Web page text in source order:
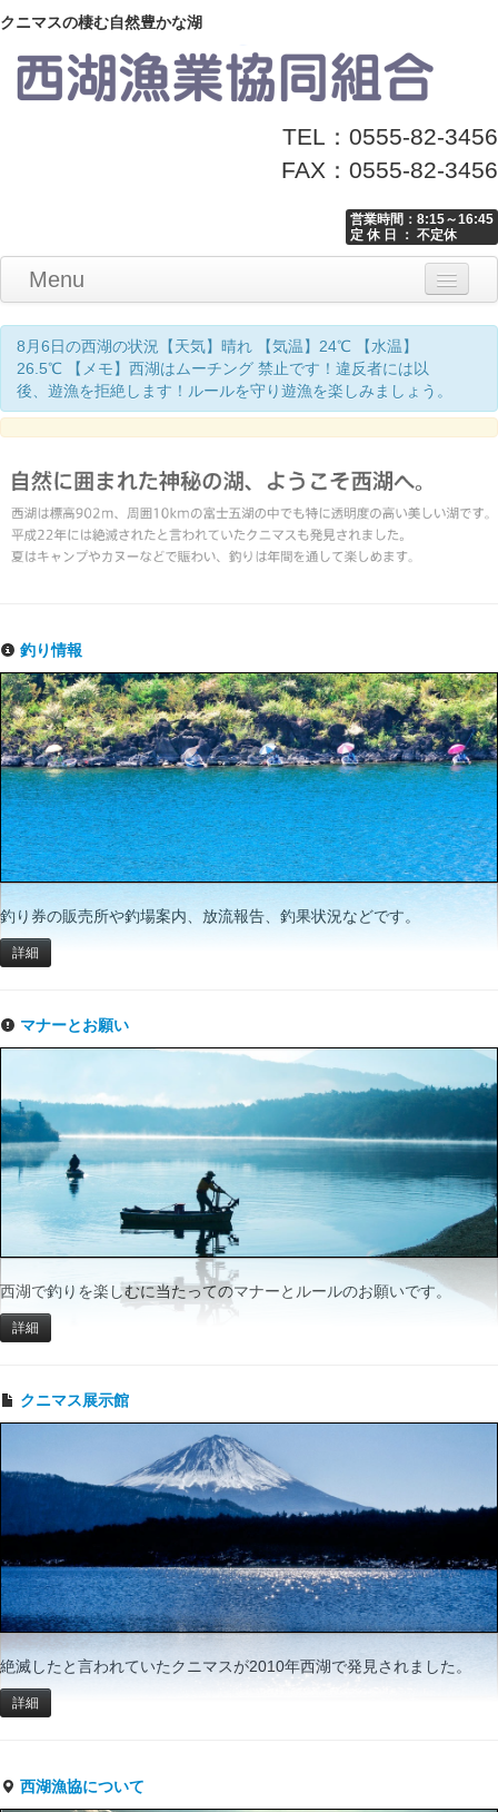
クニマスの棲む自然豊かな湖
TEL：0555-82-3456
FAX：0555-82-3456
営業時間：8:15～16:45
定 休 日 ： 不定休
Menu
Home
釣り情報
マナーとお願い
クニマス展示館
漁協からのお知らせ
お問い合わせ
8月6日の西湖の状況【天気】晴れ 【気温】24℃ 【水温】
26.5℃ 【メモ】西湖はムーチング 禁止です！違反者には以
後、遊漁を拒絶します！ルールを守り遊漁を楽しみましょう。
釣り情報
釣り券の販売所や釣場案内、放流報告、釣果状況などです。
詳細
マナーとお願い
西湖で釣りを楽しむに当たってのマナーとルールのお願いです。
詳細
クニマス展示館
絶滅したと言われていたクニマスが2010年西湖で発見されました。
詳細
西湖漁協について